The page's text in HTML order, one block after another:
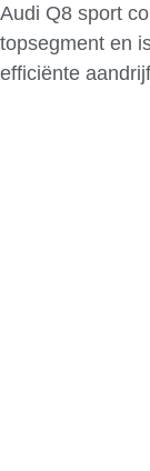
Audi Q8 sport
topsegment en
efficiënte